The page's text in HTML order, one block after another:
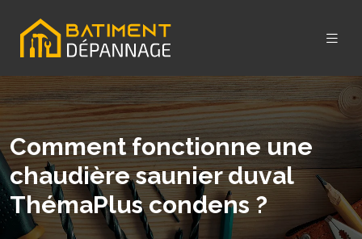
Comment fonctionne une
chaudière saunier duval
ThémaPlus condens ?